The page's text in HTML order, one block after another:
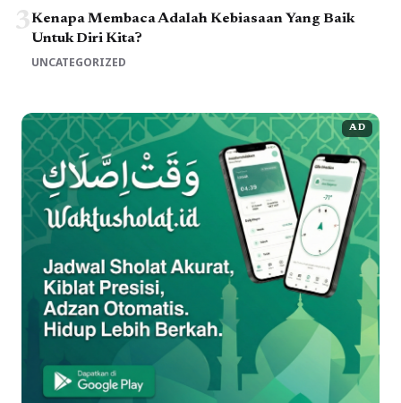
3Kenapa Membaca Adalah Kebiasaan Yang Baik
Untuk Diri Kita?
UNCATEGORIZED
AD